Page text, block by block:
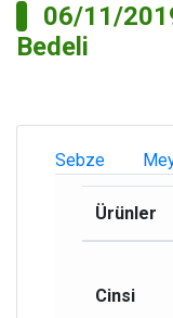
06/11/
Bedeli
Sebze
Ürünler
Cinsi